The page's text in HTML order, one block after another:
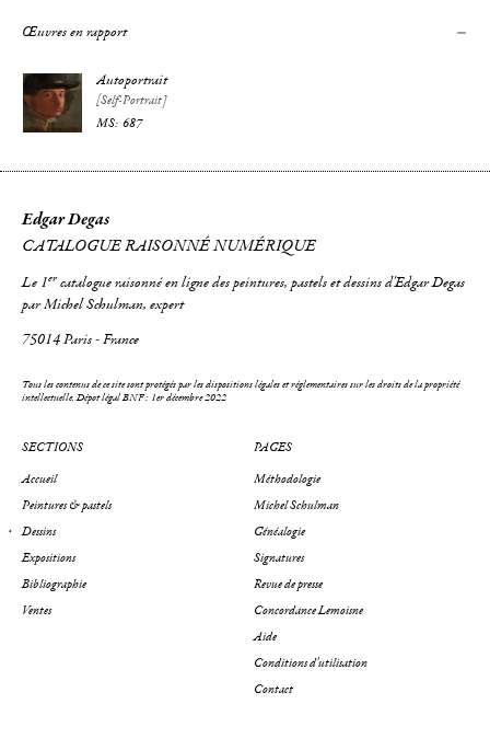
Œuvres en rapport
Autoportrait
[Self-Portrait]
687
Edgar Degas
CATALOGUE RAISONNÉ NUMÉRIQUE
Le 1ercatalogue raisonné en ligne des peintures, pastels et dessins d'Edgar Degas
par Michel Schulman, expert
75014 Paris - France
Tous les contenus de ce site sont protégés par les dispositions légales et réglementaires sur les droits de la propriété
intellectuelle.Dépot légal BNF : 1er décembre 2022
SECTIONS
Accueil
Peintures & pastels
Dessins
Expositions
Bibliographie
Ventes
PAGES
Méthodologie
Michel Schulman
Généalogie
Signatures
Revue de presse
Concordance Lemoisne
Aide
Conditions d'utilisation
Contact